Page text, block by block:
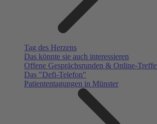
Tag des Herzens
Das könnte sie auch interessieren
Offene Gesprächsrunden & Online-
Das "Defi-Telefon"
Patiententagungen in Münster